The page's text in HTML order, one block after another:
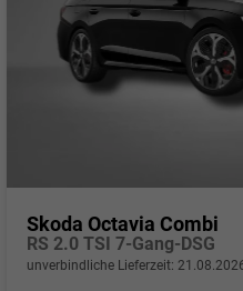
Skoda Octavia Combi
RS 2.0 TSI 7-Gang-DSG
unverbindliche Lieferzeit: